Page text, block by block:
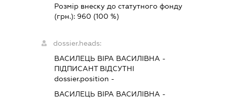
Розмір внеску до статутного фонду
(грн.): 960 (100 %)
dossier.heads:
ВАСИЛЕЦЬ ВІРА ВАСИЛІВНА -
ПІДПИСАНТВІДСУТНІ
dossier.position -
ВАСИЛЕЦЬ ВІРА ВАСИЛІВНА -